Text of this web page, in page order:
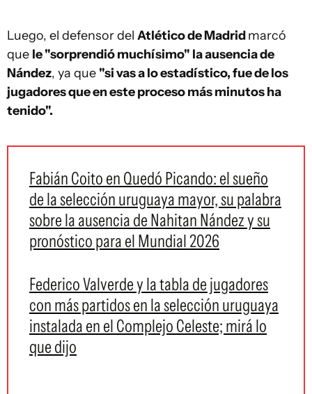
Luego, el defensor del Atlético de Madridmarcó
que le "sorprendió muchísimo" la ausencia de
Nández, ya que "si vas a lo estadístico, fue de los
jugadores que en este proceso más minutos ha
tenido".
Fabián Coito en Quedó Picando: el sueño
de la selección uruguaya mayor, su palabra
sobre la ausencia de Nahitan Nández y su
pronóstico para el Mundial 2026
Federico Valverde y la tabla de jugadores
con más partidos en la selección uruguaya
instalada en el Complejo Celeste; mirá lo
que dijo